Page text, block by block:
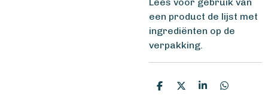
een product de lijst met
ingrediënten op de
verpakking.
D
D
S
D